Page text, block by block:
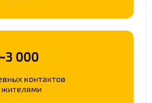
~3 000
контактов
жителями